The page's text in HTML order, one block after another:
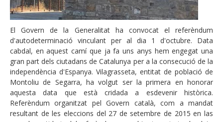
El Govern de la Generalitat ha convocat el referèndum
d'autodeterminació vinculant per al dia 1 d'octubre. Data
cabdal, en aquest camí que ja fa uns anys hem engegat una
gran part dels ciutadans de Catalunya per a la consecució de la
independència d'Espanya. Vilagrasseta, entitat de població de
Montoliu de Segarra, ha volgut ser la primera en honorar
aquesta data que està cridada a esdevenir històrica.
Referèndum organitzat pel Govern català, com a mandat
resultant de les eleccions del 27 de setembre de 2015 en las